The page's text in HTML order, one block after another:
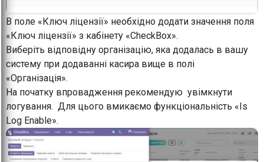
В поле «Ключ ліцензії» необхідно додати значення поля
«Ключ ліцензії» з кабінету «CheckBox».
Виберіть відповідну організацію, яка додалась в вашу
систему при додаванні касира вище в полі
«Організація».
На початку впровадження рекомендую увімкнути
логування. Для цього вмикаємо функціональність «Is
Log Enable».